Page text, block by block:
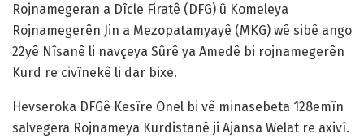
Rojnamegeran a Dîcle Firatê (DFG) û Komeleya
Rojnamegerên Jin a Mezopatamyayê (MKG) wê sibê ango
22yê Nîsanê li navçeya Sûrê ya Amedê bi rojnamegerên
Kurd re civînekê li dar bixe.
Hevseroka DFGê Kesîre Onel bi vê minasebeta 128emîn
salvegera Rojnameya Kurdistanê ji Ajansa Welat re axivî.